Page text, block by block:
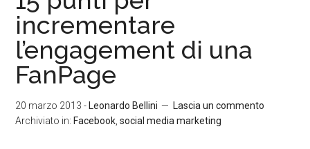
incrementare
l’engagement di una
FanPage
20 marzo 2013 - Leonardo Bellini
Lascia un commento
Archiviato in: Facebook ,social media marketing